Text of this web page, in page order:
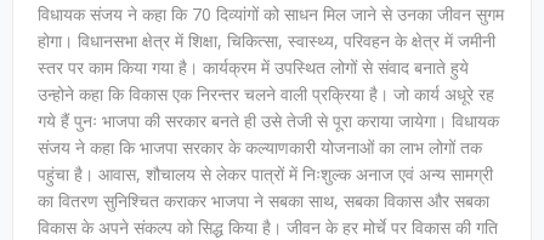
विधायक संजय ने कहा कि 70 दिव्यांगों को साधन मिल जाने से उनका जीवन सुगम
होगा। विधानसभा क्षेत्र में शिक्षा, चिकित्सा, स्वास्थ्य, परिवहन के क्षेत्र में जमीनी
स्तर पर काम किया गया है। कार्यक्रम में उपस्थित लोगों से संवाद बनाते हुये
उन्होने कहा कि विकास एक निरन्तर चलने वाली प्रक्रिया है। जो कार्य अधूरे रह
गये हैं पुनः भाजपा की सरकार बनते ही उसे तेजी से पूरा कराया जायेगा। विधायक
संजय ने कहा कि भाजपा सरकार के कल्याणकारी योजनाओं का लाभ लोगों तक
पहुंचा है। आवास, शौचालय से लेकर पात्रों में निःशुल्क अनाज एवं अन्य सामग्री
का वितरण सुनिश्चित कराकर भाजपा ने सबका साथ, सबका विकास और सबका
विकास के अपने संकल्प को सिद्ध किया है। जीवन के हर मोर्चे पर विकास की गति